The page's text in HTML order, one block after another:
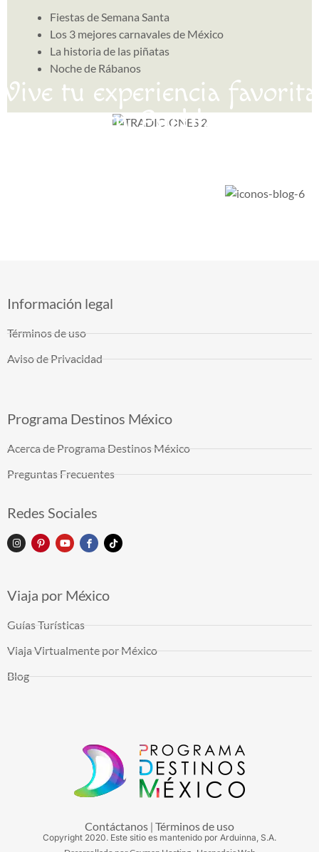
Fiestas de Semana Santa
Los 3 mejores carnavales de México
La historia de las piñatas
Noche de Rábanos
Vive tu experiencia favorita
en Puebla
Información legal
Términos de uso
Aviso de Privacidad
Programa Destinos México
Acerca de Programa Destinos México
Preguntas Frecuentes
Redes Sociales
Viaja por México
Guías Turísticas
Viaja Virtualmente por México
Blog
Contáctanos Términos de uso
Copyright 2020. Este sitio es mantenido por Arduinna, S.A.